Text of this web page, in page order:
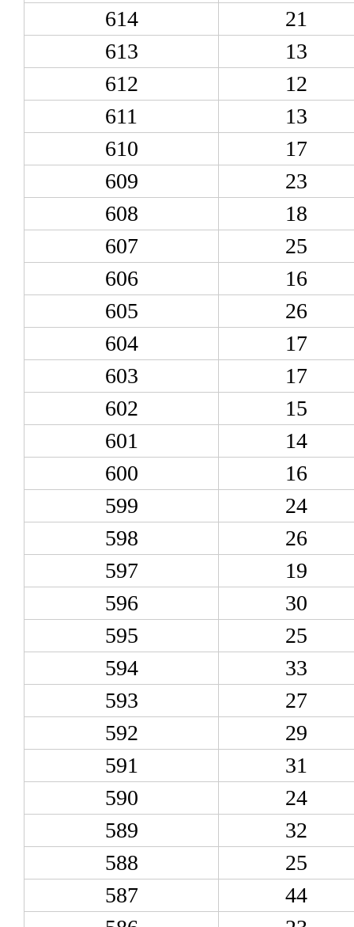
614
21
613
13
612
12
611
13
610
17
609
23
608
18
607
25
606
16
605
26
604
17
603
17
602
15
601
14
600
16
599
24
598
26
597
19
596
30
595
25
594
33
593
27
592
29
591
31
590
24
589
32
588
25
587
44